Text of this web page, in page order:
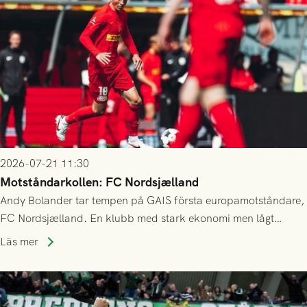
2026-07-21 11:30
Motståndarkollen: FC Nordsjælland
Andy Bolander tar tempen på GAIS första europamotståndare,
FC Nordsjælland. En klubb med stark ekonomi men lågt
publiksnitt, ett lag med både kollektiv styrka och individuell
Läs mer